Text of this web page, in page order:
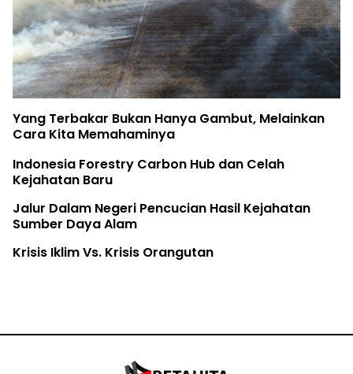
Yang Terbakar Bukan Hanya Gambut, Melainkan
Cara Kita Memahaminya
Indonesia Forestry Carbon Hub dan Celah
Kejahatan Baru
Jalur Dalam Negeri Pencucian Hasil Kejahatan
Sumber Daya Alam
Krisis Iklim Vs. Krisis Orangutan